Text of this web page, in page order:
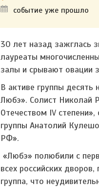
событие уже прошло
30 лет назад зажглась
лауреаты
залы и срывают овации
В активе группы
Любэ». Солист Николай
Отечеством IV
группы Анатолий
РФ».
«Любэ» полюбили с
всех российских
группа, что